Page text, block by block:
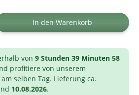
Gib den gewünschten
In den Warenkorb
von 9 Stunden 39 Minuten 58
profitiere von unserem
selben Tag. Lieferung ca.
10.08.2026.